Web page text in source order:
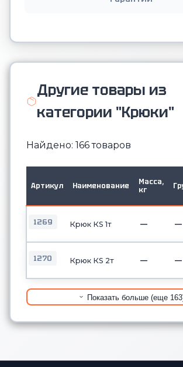
Другие товары из
категории "Крюки"
Найдено: 166 товаров
Артикул Наименование
Масса,
кг
1269 Крюк КS 1т — —
1270 Крюк КS 2т — —
Показать больше (еще